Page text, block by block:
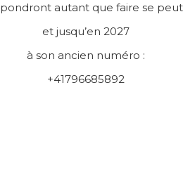
autant que faire se peut
et jusqu’en 2027
à son ancien numéro :
+41796685892